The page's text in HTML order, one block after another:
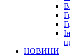
НОВИНИ